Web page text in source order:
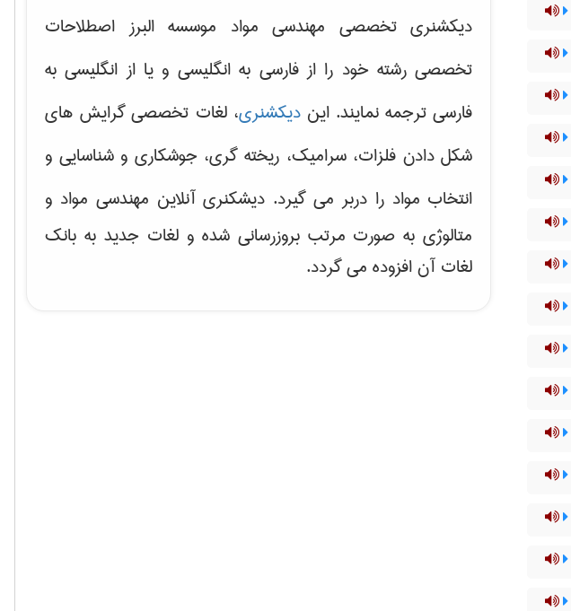
دیکشنری تخصصی مهندسی مواد موسسه البرز اصطلاحات
تخصصی رشته خود را از فارسی به انگلیسی و یا از انگلیسی به
فارسی ترجمه نمایند. ایندیکشنری، لغات تخصصی گرایش های
شکل دادن فلزات، سرامیک، ریخته گری، جوشکاری و شناسایی و
انتخاب مواد را دربر می گیرد. دیشکنری آنلاین مهندسی مواد و
متالوژی به صورت مرتب بروزرسانی شده و لغات جدید به بانک
لغات آن افزوده می گردد.